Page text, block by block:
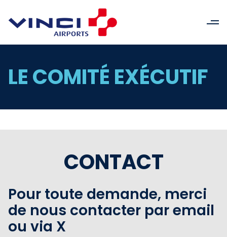
LE COMITÉ EXÉCUTIF
CONTACT
Pour toute demande, merci
de nous contacter par email
ou via X